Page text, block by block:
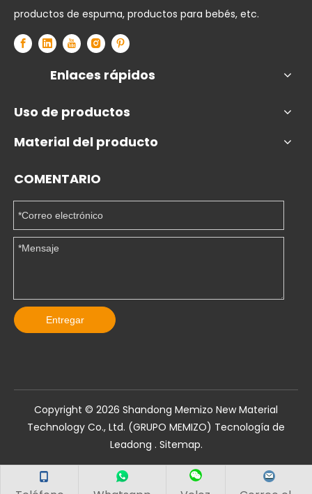
productos de espuma, productos para bebés, etc.
Enlaces rápidos
Uso de productos
Material del producto
COMENTARIO
Entregar
Copyright ©️ 2026 Shandong Memizo New Material
Technology Co., Ltd. (GRUPO MEMIZO) Tecnología de
Leadong . Sitemap.